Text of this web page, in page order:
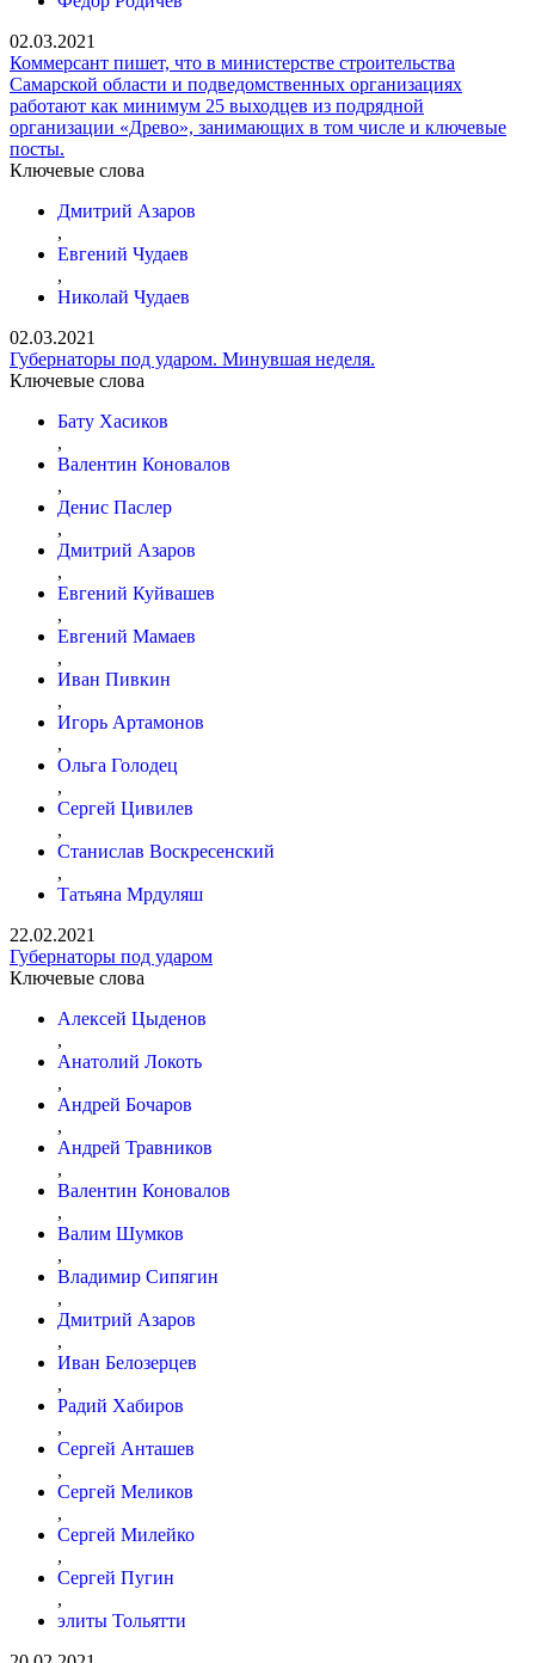
02.03.2021
Коммерсант пишет, что в министерстве строительства
Самарской области и подведомственных организациях
работают как минимум 25 выходцев из подрядной
организации «Древо», занимающих в том числе и ключевые
посты.
Ключевые слова
Дмитрий Азаров
,
Евгений Чудаев
,
Николай Чудаев
02.03.2021
Губернаторы под ударом. Минувшая неделя.
Ключевые слова
Бату Хасиков
,
Валентин Коновалов
,
Денис Паслер
,
Дмитрий Азаров
,
Евгений Куйвашев
,
Евгений Мамаев
,
Иван Пивкин
,
Игорь Артамонов
,
Ольга Голодец
,
Сергей Цивилев
,
Станислав Воскресенский
,
Татьяна Мрдуляш
22.02.2021
Губернаторы под ударом
Ключевые слова
Алексей Цыденов
,
Анатолий Локоть
,
Андрей Бочаров
,
Андрей Травников
,
Валентин Коновалов
,
Валим Шумков
,
Владимир Сипягин
,
Дмитрий Азаров
,
Иван Белозерцев
,
Радий Хабиров
,
Сергей Анташев
,
Сергей Меликов
,
Сергей Милейко
,
Сергей Пугин
,
элиты Тольятти